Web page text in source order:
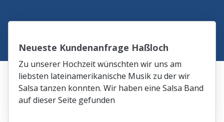
Neueste Kundenanfrage Haßloch
Zu unserer Hochzeit wünschten wir uns am
liebsten lateinamerikanische Musik zu der wir
Salsa tanzen konnten. Wir haben eine Salsa Band
auf dieser Seite gefunden